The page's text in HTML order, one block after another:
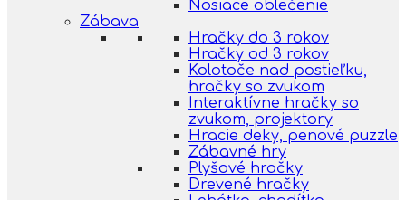
Nosiace oblečenie
Zábava
Hračky do 3 rokov
Hračky od 3 rokov
Kolotoče nad postieľku,
hračky so zvukom
Interaktívne hračky so
zvukom, projektory
Hracie deky, penové puzzle
Zábavné hry
Plyšové hračky
Drevené hračky